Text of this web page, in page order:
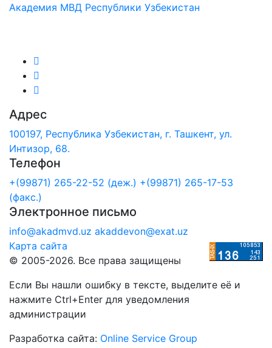
Академия МВД Республики Узбекистан
Адрес
100197, Республика Узбекистан, г. Ташкент, ул.
Интизор, 68.
Телефон
+(99871) 265-22-52 (деж.) +(99871) 265-17-53
(факс.)
Электронное письмо
info@akadmvd.uz akaddevon@exat.uz
Карта сайта
© 2005-2026. Все права защищены
Если Вы нашли ошибку в тексте, выделите её и
нажмите Ctrl+Enter для уведомления
администрации
Разработка сайта: Online Service Group